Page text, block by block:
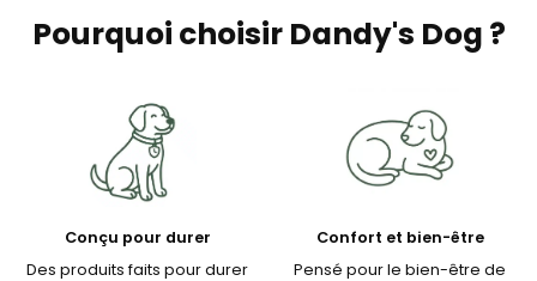
Pourquoi choisir Dandy's Dog ?
Conçu pour durer
Des produits faits pour durer
Confort et bien-être
Pensé pour le bien-être de